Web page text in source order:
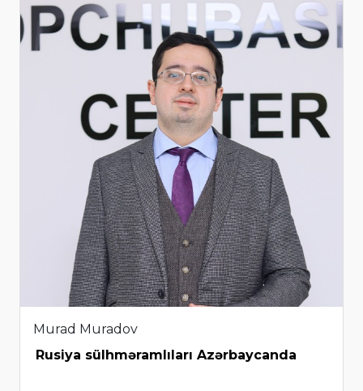
Murad Muradov
Rusiya sülhməramlıları Azərbaycanda